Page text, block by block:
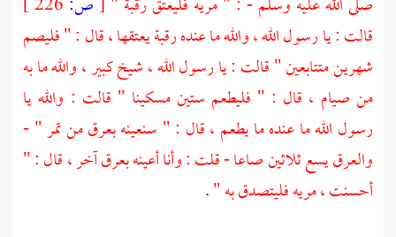
قالت : يا رسول الله ، والله ما عنده رقبة يعتقها ، قال : " فليصم
شهرين متتابعين " قالت : يا رسول الله ، شيخ كبير ، والله ما به
من صيام ، قال : " فليطعم ستين مسكينا " قالت : والله يا
رسول الله ما عنده ما يطعم ، قال : " سنعينه بعرق من تمر " -
والعرق يسع ثلاثين صاعا - قلت : وأنا أعينه بعرق آخر ، قال : "
أحسنت ، مريه فليتصدق به ".